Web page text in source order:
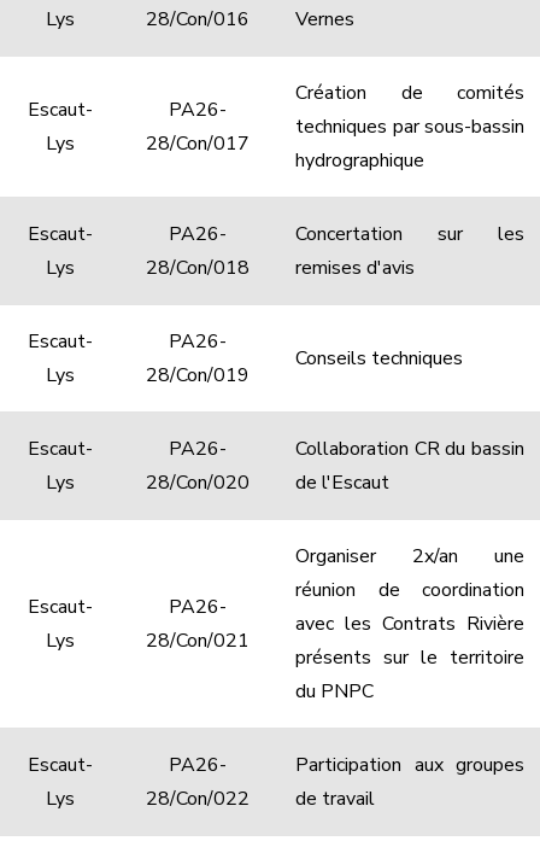
Lys
28/Con/016
Vernes
Escaut-
Lys
PA26-
28/Con/017
Création de comités
techniques par sous-bassin
hydrographique
Escaut-
Lys
PA26-
28/Con/018
Concertation sur les
remises d'avis
Escaut-
Lys
PA26-
28/Con/019
Conseils techniques
Escaut-
Lys
PA26-
28/Con/020
Collaboration CR du bassin
de l'Escaut
Escaut-
Lys
PA26-
28/Con/021
Organiser 2x/an une
réunion de coordination
avec les Contrats Rivière
présents sur le territoire
du PNPC
Escaut-
Lys
PA26-
28/Con/022
Participation aux groupes
de travail